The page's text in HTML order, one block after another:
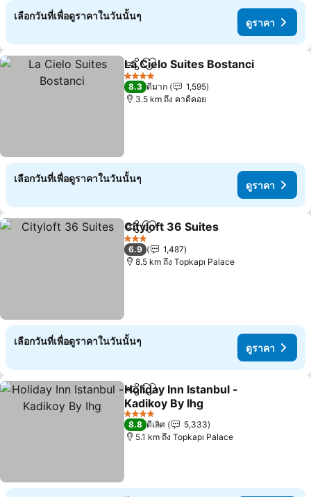
เลือกวันที่เพื่อดูราคาในวันนั้นๆ
ดูราคา
แชร์ เพิ่มในรายการโปรด
La Cielo Suites Bostanci
4 ดาว
8.3 ดีมาก
1,595
3.5 km ถึง คาดีคอย
เลือกวันที่เพื่อดูราคาในวันนั้นๆ
ดูราคา
แชร์ เพิ่มในรายการโปรด
Cityloft 36 Suites
3 ดาว
6.9
1,487
8.5 km ถึง Topkapı Palace
เลือกวันที่เพื่อดูราคาในวันนั้นๆ
ดูราคา
แชร์ เพิ่มในรายการโปรด
Holiday Inn Istanbul -
Kadikoy By Ihg
4 ดาว
8.8 ดีเลิศ
5,333
5.1 km ถึง Topkapı Palace